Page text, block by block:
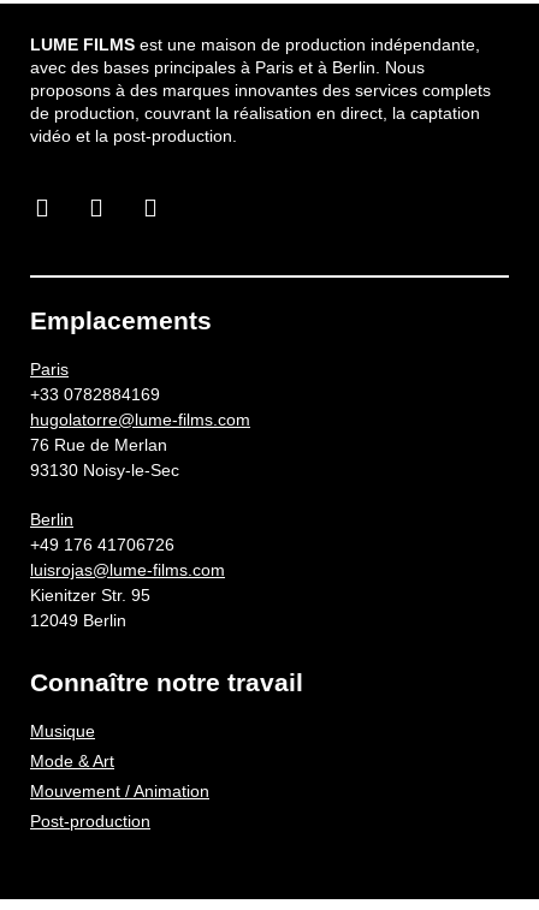
LUME FILMS est une maison de production indépendante,
avec des bases principales à Paris et à Berlin. Nous
proposons à des marques innovantes des services complets
de production, couvrant la réalisation en direct, la captation
vidéo et la post-production.
Emplacements
Paris
+33 0782884169
hugolatorre@lume-films.com
76 Rue de Merlan
93130 Noisy-le-Sec
Berlin
+49 176 41706726
luisrojas@lume-films.com
Kienitzer Str. 95
12049 Berlin
Connaître notre travail
Musique
Mode & Art
Mouvement / Animation
Post-production